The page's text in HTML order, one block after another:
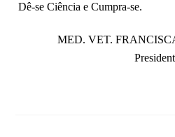
Dê-se Ciência e Cumpra-se.
MED. VET.